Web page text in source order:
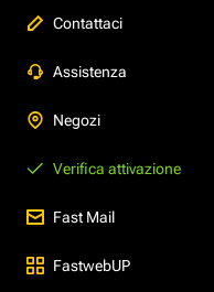
Contattaci
Assistenza
Negozi
Verifica attivazione
Fast Mail
FastwebUP